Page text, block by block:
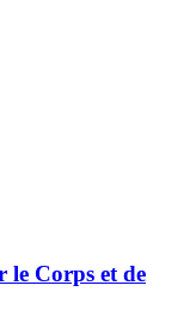
le Corps et de